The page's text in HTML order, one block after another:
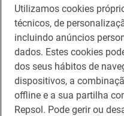
Terra Bio Food
do brunch
Podem uns quantos
nariz porque
Utilizamos cookies
técnicos, de
incluindo anúncios
dados. Estes cookies
dos seus hábitos de
dispositivos, a
offline e a sua partilha
Repsol. Pode gerir ou